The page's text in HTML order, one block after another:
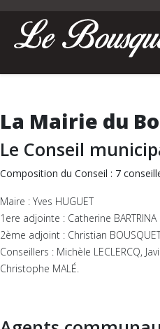
La Mairie du
Le Conseil
Composition du Conseil : 7
Maire : Yves HUGUET
1ere adjointe : Catherine BARTRINA
2ème adjoint : Christian
Conseillers : Michèle LECLERCQ,
Christophe MALÉ.